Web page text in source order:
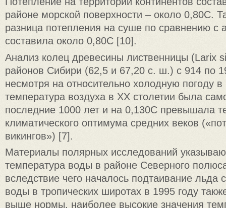
районе морской поверхности – около 0,80C.
разница потепления на суше по сравнению с
составила около 0,80С [10].
Анализ колец древесины лиственницы (Larix
районов Сибири (62,5 и 67,20 с. ш.) с 914 по
несмотря на относительно холодную погоду в
температура воздуха в XX столетии была
последние 1000 лет и на 0,130С превышала
климатического оптимума средних веков
викингов») [7].
Материалы полярных исследований
температура воды в районе Северного
вследствие чего началось подтаивание льда
воды в тропических широтах в 1995 году
выше нормы, наиболее высокие значения